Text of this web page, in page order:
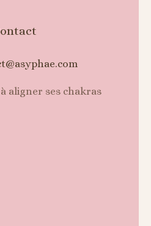
aligner ses chakras